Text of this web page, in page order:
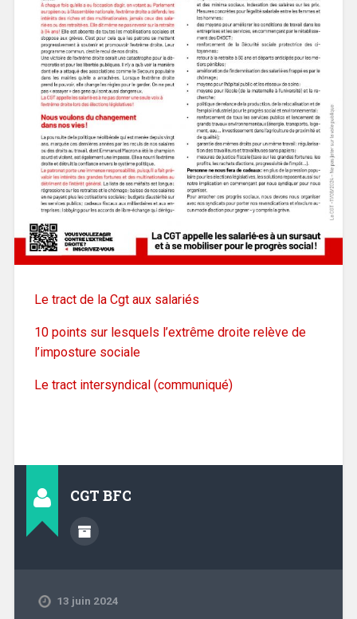
Le tract de la Cgt aux salariés
10 points sur lesquels l’extrême droite relève de
l’imposture sociale
Le tract intersyndical (communiqué)
CGT BFC
13 juin 2024